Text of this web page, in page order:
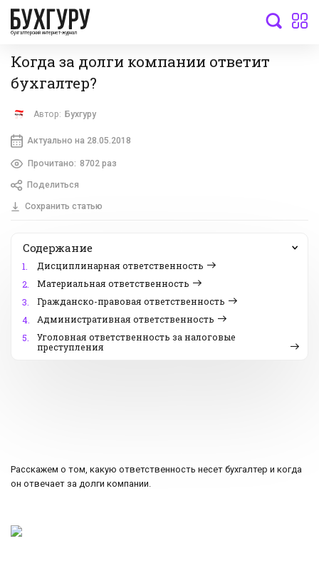
бухгалтерский интернет-журнал
Когда за долги компании ответит
бухгалтер?
Автор: Бухгуру
Актуально на 28.05.2018
Прочитано: 8702 раз
Поделиться
Сохранить статью
Содержание
1.
Дисциплинарная ответственность
2.
Материальная ответственность
3.
Гражданско-правовая ответственность
4.
Административная ответственность
5.
Уголовная ответственность за налоговые
преступления
Расскажем о том, какую ответственность несет бухгалтер и когда
он отвечает за долги компании.